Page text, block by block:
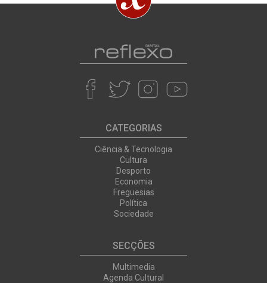
CATEGORIAS
Ciência & Tecnologia
Cultura
Desporto
Economia
Freguesias
Política
Sociedade
SECÇÕES
Multimedia
Agenda Cultural